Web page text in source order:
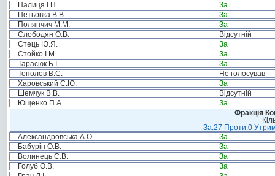
Палиця І.П.
За
Петьовка В.В.
За
Полянчич М.М.
За
Слободян О.В.
Відсутній
Стець Ю.Я.
За
Стойко І.М.
За
Тарасюк Б.І.
За
Тополов В.С.
Не голосував
Харовський С.Ю.
За
Шемчук В.В.
Відсутній
Ющенко П.А.
За
Фракція
За:27 Проти:0
Александровська А.О.
За
Бабурін О.В.
За
Волинець Є.В.
За
Голуб О.В.
За